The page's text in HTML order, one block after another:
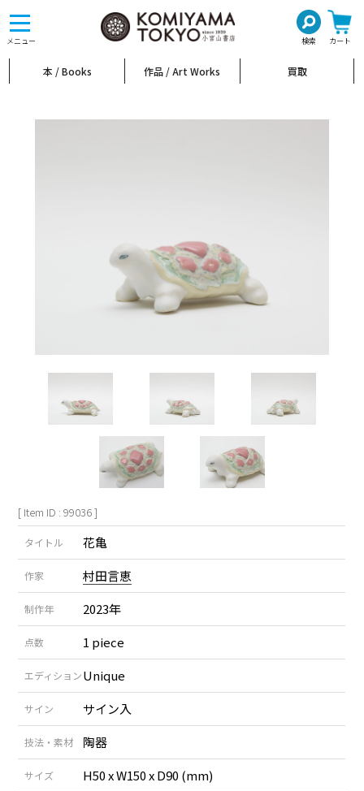
メニュー 検索 カート
toggle
navigation
本 / Books 作品 / Art Works 買取
[ Item ID : 99036 ]
タイトル 花亀
作家 村田言恵
制作年 2023年
点数 1 piece
エディションUnique
サイン サイン入
技法・素材 陶器
サイズ H50 x W150 x D90 (mm)